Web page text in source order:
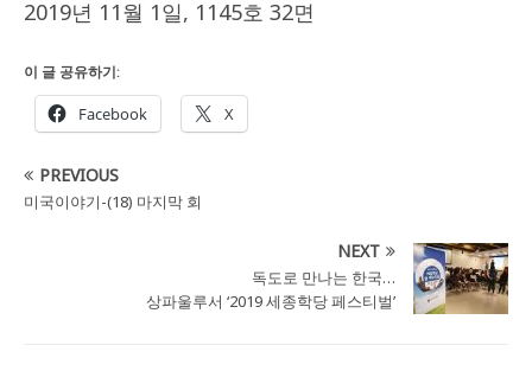
2019년 11월 1일, 1145호 32면
이 글 공유하기:
Facebook X
PREVIOUS
미국이야기-(18) 마지막 회
NEXT
독도로 만나는 한국…
상파울루서 ‘2019 세종학당 페스티벌’